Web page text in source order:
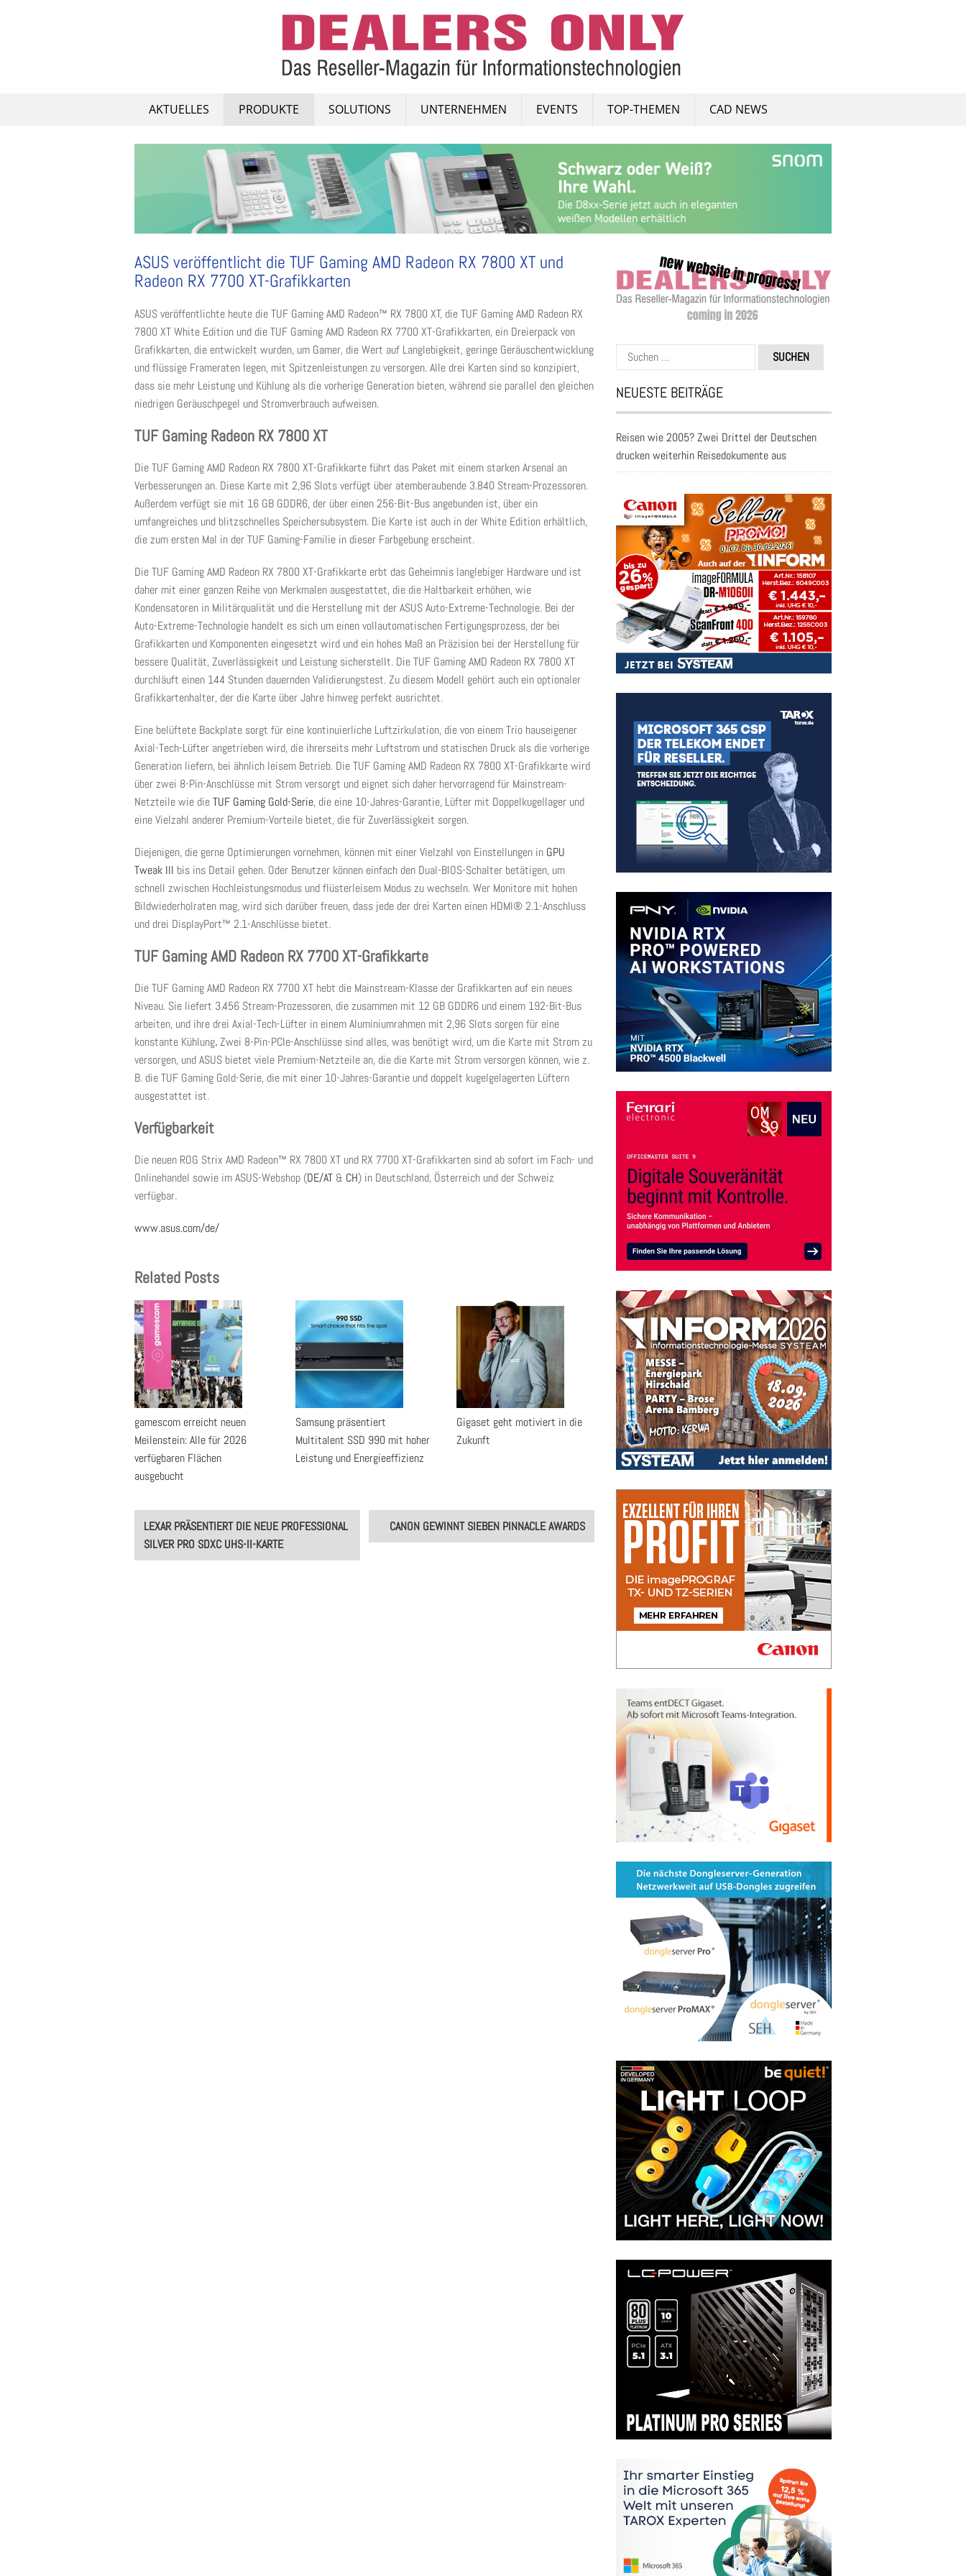
AKTUELLES PRODUKTE SOLUTIONS UNTERNEHMEN EVENTS TOP-THEMEN CAD NEWS
ASUS veröffentlicht die TUF Gaming AMD Radeon RX 7800 XT und
Radeon RX 7700 XT-Grafikkarten
ASUS veröffentlichte heute die TUF Gaming AMD Radeon™ RX 7800 XT, die TUF Gaming AMD Radeon RX
7800 XT White Edition und die TUF Gaming AMD Radeon RX 7700 XT-Grafikkarten, ein Dreierpack von
Grafikkarten, die entwickelt wurden, um Gamer, die Wert auf Langlebigkeit, geringe Geräuschentwicklung
und flüssige Frameraten legen, mit Spitzenleistungen zu versorgen. Alle drei Karten sind so konzipiert,
dass sie mehr Leistung und Kühlung als die vorherige Generation bieten, während sie parallel den gleichen
niedrigen Geräuschpegel und Stromverbrauch aufweisen.
TUF Gaming Radeon RX 7800 XT
Die TUF Gaming AMD Radeon RX 7800 XT-Grafikkarte führt das Paket mit einem starken Arsenal an
Verbesserungen an. Diese Karte mit 2,96 Slots verfügt über atemberaubende 3.840 Stream-Prozessoren.
Außerdem verfügt sie mit 16 GB GDDR6, der über einen 256-Bit-Bus angebunden ist, über ein
umfangreiches und blitzschnelles Speichersubsystem. Die Karte ist auch in der White Edition erhältlich,
die zum ersten Mal in der TUF Gaming-Familie in dieser Farbgebung erscheint.
Die TUF Gaming AMD Radeon RX 7800 XT-Grafikkarte erbt das Geheimnis langlebiger Hardware und ist
daher mit einer ganzen Reihe von Merkmalen ausgestattet, die die Haltbarkeit erhöhen, wie
Kondensatoren in Militärqualität und die Herstellung mit der ASUS Auto-Extreme-Technologie. Bei der
Auto-Extreme-Technologie handelt es sich um einen vollautomatischen Fertigungsprozess, der bei
Grafikkarten und Komponenten eingesetzt wird und ein hohes Maß an Präzision bei der Herstellung für
bessere Qualität, Zuverlässigkeit und Leistung sicherstellt. Die TUF Gaming AMD Radeon RX 7800 XT
durchläuft einen 144 Stunden dauernden Validierungstest. Zu diesem Modell gehört auch ein optionaler
Grafikkartenhalter, der die Karte über Jahre hinweg perfekt ausrichtet.
Eine belüftete Backplate sorgt für eine kontinuierliche Luftzirkulation, die von einem Trio hauseigener
Axial-Tech-Lüfter angetrieben wird, die ihrerseits mehr Luftstrom und statischen Druck als die vorherige
Generation liefern, bei ähnlich leisem Betrieb. Die TUF Gaming AMD Radeon RX 7800 XT-Grafikkarte wird
über zwei 8-Pin-Anschlüsse mit Strom versorgt und eignet sich daher hervorragend für Mainstream-
Netzteile wie dieTUF Gaming Gold-Serie, die eine 10-Jahres-Garantie, Lüfter mit Doppelkugellager und
eine Vielzahl anderer Premium-Vorteile bietet, die für Zuverlässigkeit sorgen.
Diejenigen, die gerne Optimierungen vornehmen, können mit einer Vielzahl von Einstellungen in GPU
Tweak III bis ins Detail gehen. Oder Benutzer können einfach den Dual-BIOS-Schalter betätigen, um
schnell zwischen Hochleistungsmodus und flüsterleisem Modus zu wechseln. Wer Monitore mit hohen
Bildwiederholraten mag, wird sich darüber freuen, dass jede der drei Karten einen HDMI® 2.1-Anschluss
und drei DisplayPort™ 2.1-Anschlüsse bietet.
TUF Gaming AMD Radeon RX 7700 XT-Grafikkarte
Die TUF Gaming AMD Radeon RX 7700 XT hebt die Mainstream-Klasse der Grafikkarten auf ein neues
Niveau. Sie liefert 3.456 Stream-Prozessoren, die zusammen mit 12 GB GDDR6 und einem 192-Bit-Bus
arbeiten, und ihre drei Axial-Tech-Lüfter in einem Aluminiumrahmen mit 2,96 Slots sorgen für eine
konstante Kühlung.Zwei 8-Pin-PCIe-Anschlüsse sind alles, was benötigt wird, um die Karte mit Strom zu
versorgen, und ASUS bietet viele Premium-Netzteile an, die die Karte mit Strom versorgen können, wie z.
B. die TUF Gaming Gold-Serie, die mit einer 10-Jahres-Garantie und doppelt kugelgelagerten Lüftern
ausgestattet ist.
Verfügbarkeit
Die neuen ROG Strix AMD Radeon™ RX 7800 XT und RX 7700 XT-Grafikkarten sind ab sofort im Fach- und
Onlinehandel sowie im ASUS-Webshop (DE/AT & CH) in Deutschland, Österreich und der Schweiz
verfügbar.
www.asus.com/de/
Related Posts
gamescom erreicht neuen
Meilenstein: Alle für 2026
verfügbaren Flächen
ausgebucht
Samsung präsentiert
Multitalent SSD 990 mit hoher
Leistung und Energieeffizienz
Gigaset geht motiviert in die
Zukunft
Post
navigation
LEXAR PRÄSENTIERT DIE NEUE PROFESSIONAL
SILVER PRO SDXC UHS-II-KARTE
CANON GEWINNT SIEBEN PINNACLE AWARDS
Suchen
nach:
NEUESTE BEITRÄGE
Reisen wie 2005? Zwei Drittel der Deutschen
drucken weiterhin Reisedokumente aus